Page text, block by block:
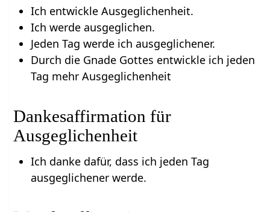
Ich entwickle Ausgeglichenheit.
Ich werde ausgeglichen.
Jeden Tag werde ich ausgeglichener.
Durch die Gnade Gottes entwickle ich jeden
Tag mehr Ausgeglichenheit
Dankesaffirmation für
Ausgeglichenheit
Ich danke dafür, dass ich jeden Tag
ausgeglichener werde.